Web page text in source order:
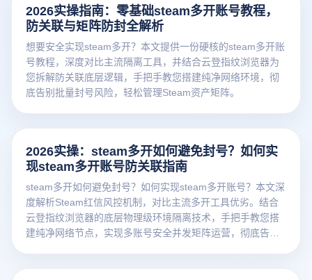
2026实操指南：零基础steam多开账号教程，
防关联与矩阵防封全解析
想要安全实现steam多开？本文提供一份硬核的steam多开账
号教程，深度对比主流隔离工具，并结合云登指纹浏览器为
您拆解防关联底层逻辑，手把手教您搭建纯净网络环境，彻
底告别批量封号风险，轻松管理Steam资产矩阵。
2026实操：steam多开如何避免封号？如何实
现steam多开账号防关联指南
steam多开如何避免封号？如何实现steam多开账号？本文深
度解析Steam红信风控机制，对比主流多开工具优劣。结合
云登指纹浏览器的底层物理级环境隔离技术，手把手教您搭
建纯净网络节点，实现多账号安全并发矩阵运营，彻底告别